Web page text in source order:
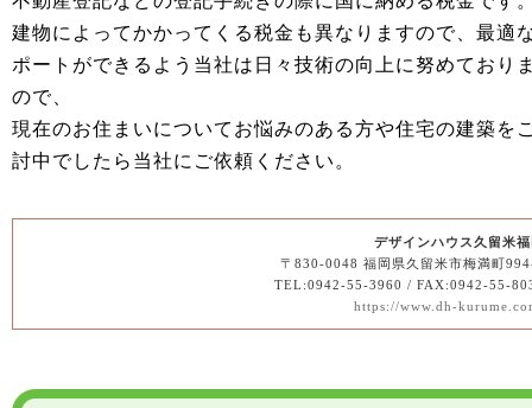
建物によってかかってくる税金も異なりますので、最適
ポートができるよう当社は日々技術の向上に努めており
ので、
現在のお住まいについてお悩みのある方や住宅の建築を
討中でしたら当社にご依頼ください。
デザインハウス久留米
〒830-0048 福岡県久留米市梅満町
TEL:0942-55-3960 / FAX:0942-55-
https://www.dh-